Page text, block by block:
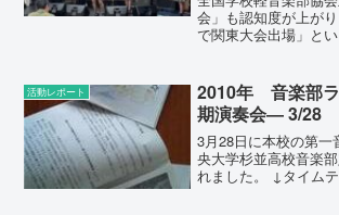
会」も認知度が上が
で関東大会出場」と
イブ予選」に臨み、
sugar〉〈My...
活動レポート
2010年 音楽部
期演奏会― 3/28
3月28日に本校の第一
央大学杉並高校音楽
れました。 ↓タイム